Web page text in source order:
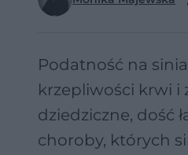
Podatność na
krzepliwości krwi i
dziedziczne, dość
choroby, których